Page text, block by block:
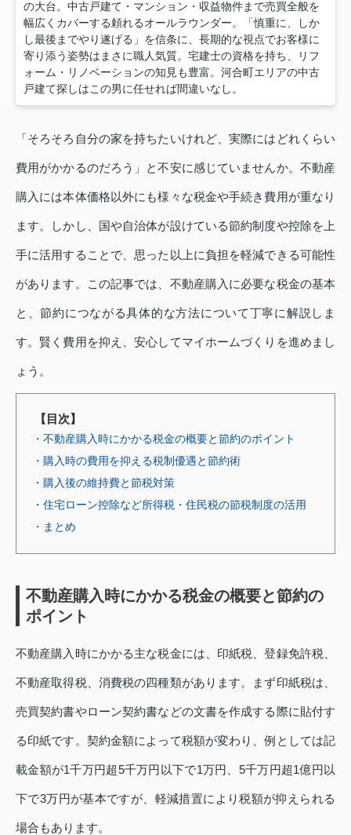
の大台。中古戸建て・マンション・収益物件まで売買全般を
幅広くカバーする頼れるオールラウンダー。「慎重に、しか
し最後までやり遂げる」を信条に、長期的な視点でお客様に
寄り添う姿勢はまさに職人気質。宅建士の資格を持ち、リフ
ォーム・リノベーションの知見も豊富。河合町エリアの中古
戸建て探しはこの男に任せれば間違いなし。
「そろそろ自分の家を持ちたいけれど、実際にはどれくらい
費用がかかるのだろう」と不安に感じていませんか。不動産
購入には本体価格以外にも様々な税金や手続き費用が重なり
ます。しかし、国や自治体が設けている節約制度や控除を上
手に活用することで、思った以上に負担を軽減できる可能性
があります。この記事では、不動産購入に必要な税金の基本
と、節約につながる具体的な方法について丁寧に解説しま
す。賢く費用を抑え、安心してマイホームづくりを進めまし
ょう。
【目次】
・不動産購入時にかかる税金の概要と節約のポイント
・購入時の費用を抑える税制優遇と節約術
・購入後の維持費と節税対策
・住宅ローン控除など所得税・住民税の節税制度の活用
・まとめ
不動産購入時にかかる税金の概要と節約の
ポイント
不動産購入時にかかる主な税金には、印紙税、登録免許税、
不動産取得税、消費税の四種類があります。まず印紙税は、
売買契約書やローン契約書などの文書を作成する際に貼付す
る印紙です。契約金額によって税額が変わり、例としては記
載金額が1千万円超5千万円以下で1万円、5千万円超1億円以
下で3万円が基本ですが、軽減措置により税額が抑えられる
場合もあります。